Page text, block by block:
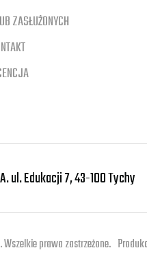
ZASŁUŻONYCH
ul. Edukacji 7, 43-100 Tychy
prawa zastrzeżone.